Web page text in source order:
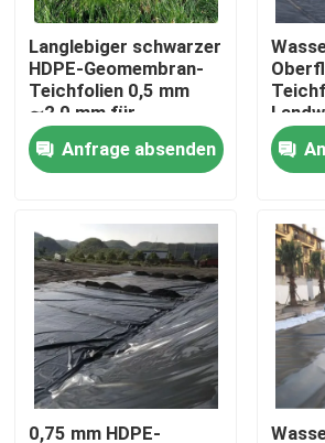
VR Show
Über uns
Fabrik Tour
Qualitätskontrolle
Kontakt
Referenzen
Geotextilien Geogrid
Langlebiger schwarzer
HDPE-Geomembran-
Teichfolien 0,5 mm
∼2,0 mm für
Kreislauf-Fischtanks,
Aquakultur-
Wasserlager,
Anfrage absenden
und
0,75 mm HDPE-